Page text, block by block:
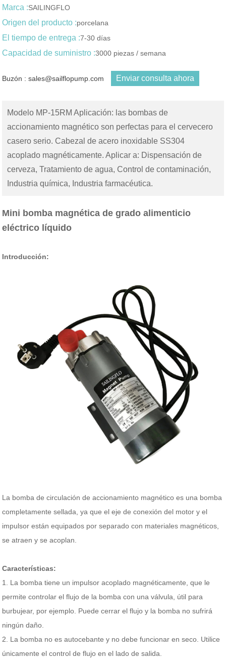
Marca :SAILINGFLO
Origen del producto :porcelana
El tiempo de entrega :7-30 días
Capacidad de suministro :3000 piezas / semana
Buzón : sales@sailflopump.com Enviar consulta ahora
Modelo MP-15RM Aplicación: las bombas de
accionamiento magnético son perfectas para el cervecero
casero serio. Cabezal de acero inoxidable SS304
acoplado magnéticamente. Aplicar a: Dispensación de
cerveza, Tratamiento de agua, Control de contaminación,
Industria química, Industria farmacéutica.
Mini bomba magnética de grado alimenticio
eléctrico líquido
Introducción:
La bomba de circulación de accionamiento magnético es una bomba
completamente sellada, ya que el eje de conexión del motor y el
impulsor están equipados por separado con materiales magnéticos,
se atraen y se acoplan.
Características:
1. La bomba tiene un impulsor acoplado magnéticamente, que le
permite controlar el flujo de la bomba con una válvula, útil para
burbujear, por ejemplo. Puede cerrar el flujo y la bomba no sufrirá
ningún daño.
2. La bomba no es autocebante y no debe funcionar en seco. Utilice
únicamente el control de flujo en el lado de salida.